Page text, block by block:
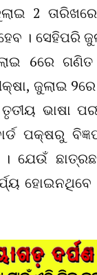
2
। ସେହିପରି
6ରେ
ଜୁଲାଇ 9ରେ
ଭାଷା
ପକ୍ଷରୁ
ଯେଉଁ